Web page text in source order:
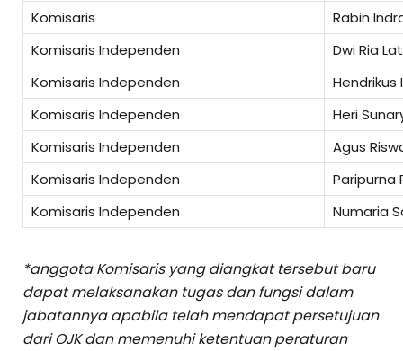
Komisaris
Rabin
Komisaris Independen
Dwi Ria
Komisaris Independen
Hendrikus
Komisaris Independen
Heri
Komisaris Independen
Agus
Komisaris Independen
Paripurna
Komisaris Independen
Numaria
*anggota Komisaris yang diangkat tersebut baru
dapat melaksanakan tugas dan fungsi dalam
jabatannya apabila telah mendapat persetujuan
dari OJK dan memenuhi ketentuan peraturan